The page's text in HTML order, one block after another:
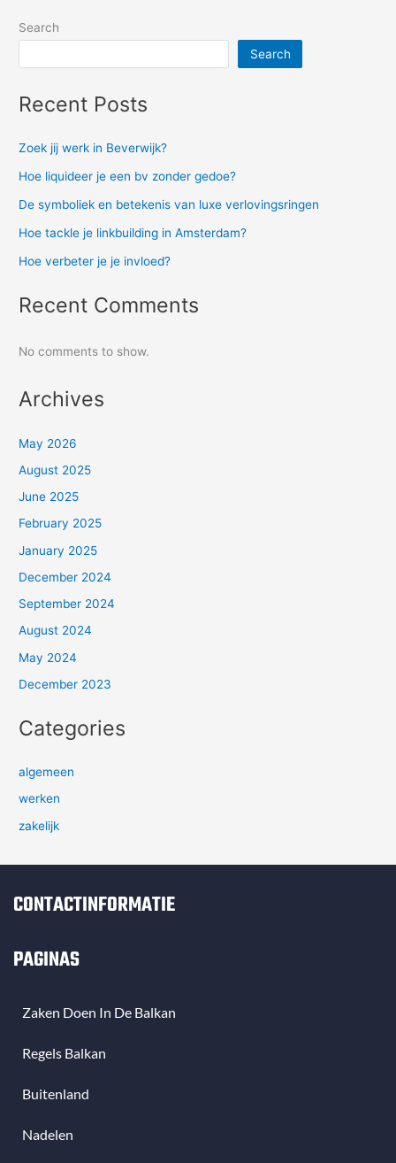
Search
Search
Recent Posts
Zoek jij werk in Beverwijk?
Hoe liquideer je een bv zonder gedoe?
De symboliek en betekenis van luxe verlovingsringen
Hoe tackle je linkbuilding in Amsterdam?
Hoe verbeter je je invloed?
Recent Comments
No comments to show.
Archives
May 2026
August 2025
June 2025
February 2025
January 2025
December 2024
September 2024
August 2024
May 2024
December 2023
Categories
algemeen
werken
zakelijk
CONTACTINFORMATIE
PAGINAS
Zaken Doen In De Balkan
Regels Balkan
Buitenland
Nadelen